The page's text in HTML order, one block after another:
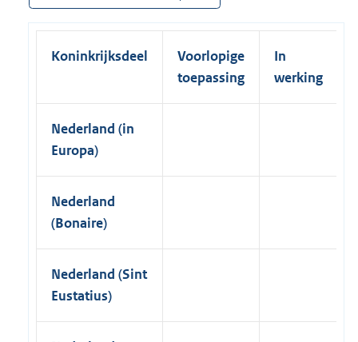
n
Koninkrijksdeel
Voorlopige
toepassing
In
werking
Nederland (in
Europa)
Nederland
(Bonaire)
Nederland (Sint
Eustatius)